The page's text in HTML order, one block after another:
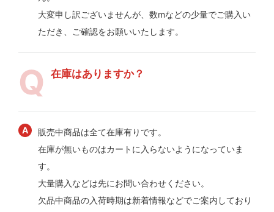
大変申し訳ございませんが、数mなどの少量でご購入い
ただき、ご確認をお願いいたします。
在庫はありますか？
販売中商品は全て在庫有りです。
在庫が無いものはカートに入らないようになっていま
す。
大量購入などは先にお問い合わせください。
欠品中商品の入荷時期は新着情報などでご案内しており